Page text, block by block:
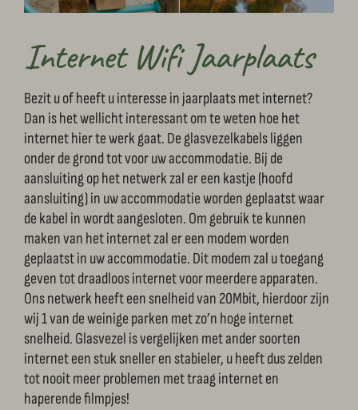
Internet Wifi Jaarplaats
Bezit u of heeft u interesse in jaarplaats met internet?
Dan is het wellicht interessant om te weten hoe het
internet hier te werk gaat. De glasvezelkabels liggen
onder de grond tot voor uw accommodatie. Bij de
aansluiting op het netwerk zal er een kastje (hoofd
aansluiting) in uw accommodatie worden geplaatst waar
de kabel in wordt aangesloten. Om gebruik te kunnen
maken van het internet zal er een modem worden
geplaatst in uw accommodatie. Dit modem zal u toegang
geven tot draadloos internet voor meerdere apparaten.
Ons netwerk heeft een snelheid van 20Mbit, hierdoor zijn
wij 1 van de weinige parken met zo’n hoge internet
snelheid. Glasvezel is vergelijken met ander soorten
internet een stuk sneller en stabieler, u heeft dus zelden
tot nooit meer problemen met traag internet en
haperende filmpjes!